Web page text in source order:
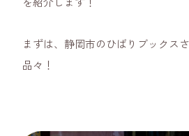
まずは、静岡市のひばりブックス
品々！